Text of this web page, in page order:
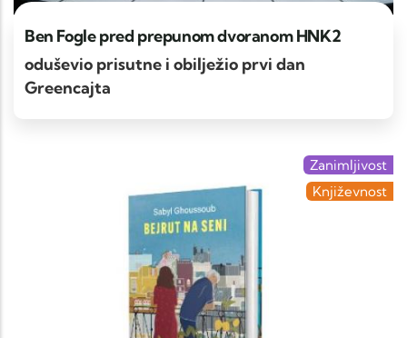
Ben Fogle pred prepunom dvoranom HNK2
oduševio prisutne i obilježio prvi dan
Greencajta
Zanimljivost
Književnost